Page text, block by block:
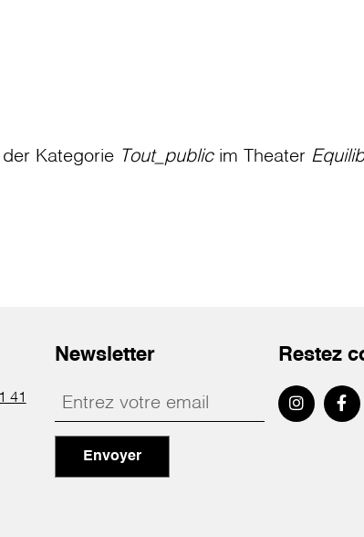
Kategorie Tout_publicim Theater
41
Newsletter
Envoyer
Restez